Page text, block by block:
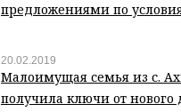
предложениями по
20.02.2019
Малоимущая семья из с.
получила ключи от нового